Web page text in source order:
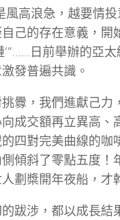
風高浪急，越要情
己的存在意義，開
’”……日前舉辦的亞
發普遍共識。
釁，我們進獻己力
成交額再立異高、
四對完美曲線的咖
傾斜了零點五度！
劃槳開年夜船，才
跋涉，都以成長結